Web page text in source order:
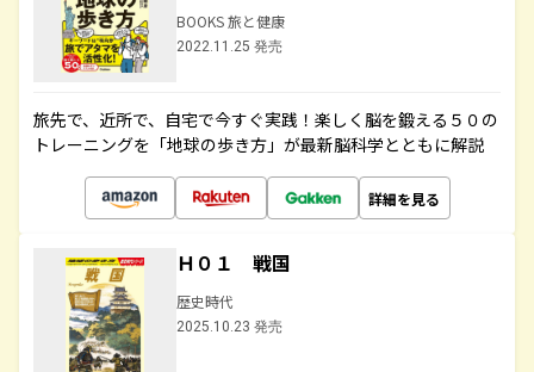
BOOKS 旅と健康
2022.11.25 発売
旅先で、近所で、自宅で今すぐ実践！楽しく脳を鍛える５０の
トレーニングを「地球の歩き方」が最新脳科学とともに解説
詳細を見る
Ｈ０１ 戦国
歴史時代
2025.10.23 発売